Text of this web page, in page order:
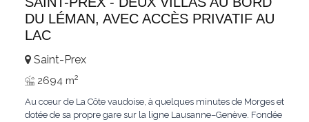
DU LÉMAN, AVEC ACCÈS PRIVATIF AU
LAC
Saint-Prex
2694 m2
Au cœur de La Côte vaudoise, à quelques minutes de Morges et
dotée de sa propre gare sur la ligne Lausanne–Genève. Fondée